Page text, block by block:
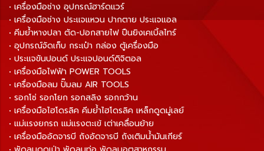
• เครื่องมือช่าง อุปกรณ์ฮาร์ดแวร์
• เครื่องมือช่าง ประแจแหวน ปากตาย ประแจแอล
• คีมย้ำหางปลา ตัด-ปอกสายไฟ ปืนยิงเคเบิ้ลไทร์
• อุปกรณ์จัดเก็บ กระเป๋า กล่อง ตู้เครื่องมือ
• ประแจขันปอนด์ ประแจปอนด์ดิจิตอล
• เครื่องมือไฟฟ้า POWER TOOLS
• เครื่องมือลม ปั๊มลม AIR TOOLS
• รอกโซ่ รอกโยก รอกสลิง รอกกว้าน
• เครื่องมือไฮโดรลิค คีมย้ำไฮโดรลิค เหล็กดูดมู่เลย์
• แม่แรงยกรถ แม่แรงตะเข้ เต่าเคลื่อนย้าย
• เครื่องมืออัดจารบี ถังอัดจารบี ถังเติมน้ำมันเกียร์